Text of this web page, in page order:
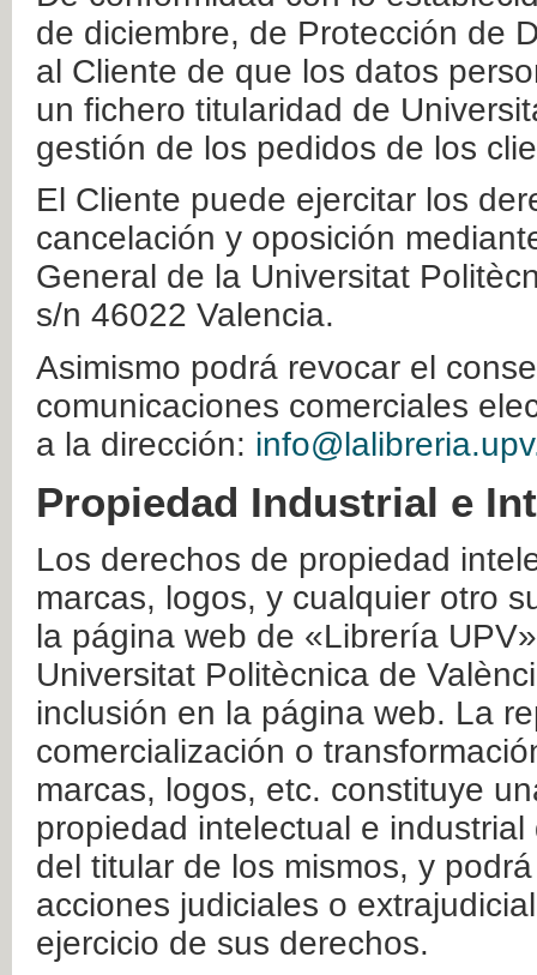
de diciembre, de Protección de
al Cliente de que los datos
un fichero titularidad de
gestión de los pedidos de los
El Cliente puede ejercitar los
cancelación y oposición
General de la Universitat
s/n 46022 Valencia.
Asimismo podrá revocar el
comunicaciones comerciales
a la dirección:
Propiedad Industrial e
Los derechos de propiedad
marcas, logos, y cualquier otro
la página web de «Librería
Universitat Politècnica de
inclusión en la página web. La
comercialización o
marcas, logos, etc. constituye
propiedad intelectual e
del titular de los mismos, y
acciones judiciales o
ejercicio de sus derechos.